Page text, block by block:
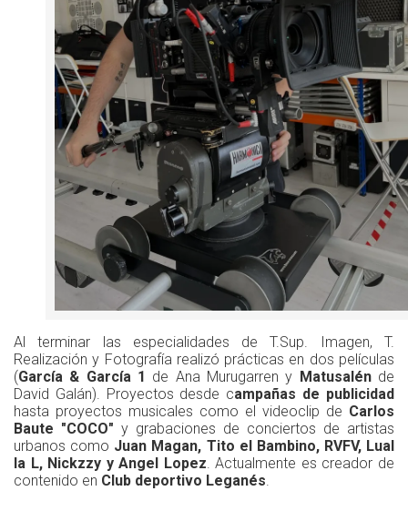
Al terminar las especialidades de T.Sup. Imagen, T.
Realización y Fotografía realizó prácticas en dos películas
(García & García 1 de Ana Murugarren y Matusalénde
David Galán). Proyectos desde campañas de publicidad
hasta proyectos musicales como el videoclip de Carlos
Baute "COCO" y grabaciones de conciertos de artistas
urbanos como Juan Magan, Tito el Bambino, RVFV, Lual
la L, Nickzzy y Angel Lopez. Actualmente es creador de
contenido en Club deportivo Leganés.